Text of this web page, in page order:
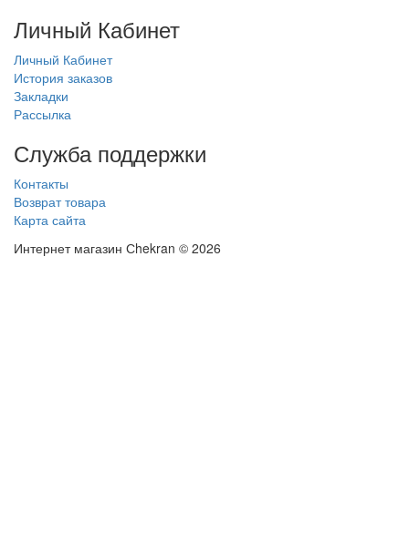
Личный Кабинет
Личный Кабинет
История заказов
Закладки
Рассылка
Служба поддержки
Контакты
Возврат товара
Карта сайта
Интернет магазин Сhekran © 2026